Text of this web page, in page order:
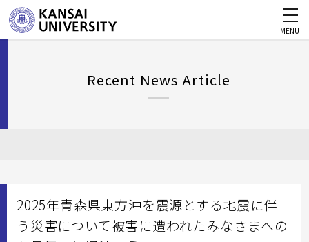
MENU
Recent News Article
2025年青森県東方沖を震源とする地震に伴
う災害について被害に遭われたみなさまへの